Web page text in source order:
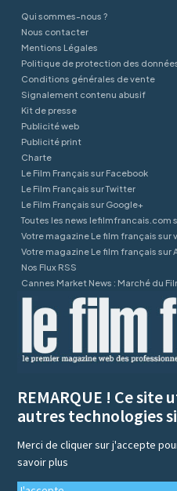
Qui sommes-nous ?
Nous contacter
Mentions Légales
Politique de protection des
Conditions générales de vente
Signalement contenu abusif
Kit de presse
Publicité web
Publicité print
Charte
Le Film Français sur Facebook
Le Film Français sur Twitter
Le Film Français sur Google+
Toutes les news lefilmfrancais.com
Votre magazine Le film français sur
Votre magazine Le film français sur
Nos Flux RSS
Cannes Market News : Marché du
REMARQUE ! Ce site
autres technologies
Merci de cliquer sur j'accepte
savoir plus